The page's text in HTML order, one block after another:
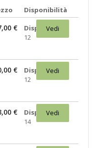
Disponibilità
€
Disponibili:
12
Vedi
€
Disponibili:
12
Vedi
€
Disponibili:
14
Vedi